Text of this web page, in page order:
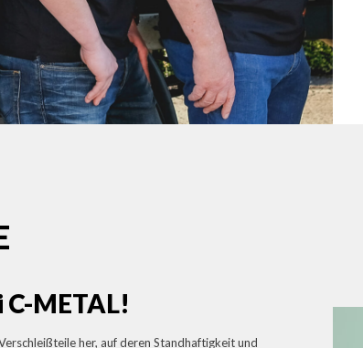
METAL!
her, auf deren Standhaftigkeit und